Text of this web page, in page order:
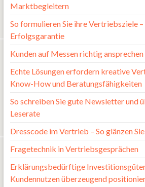
Marktbegleitern
So formulieren Sie ihre Vertriebsziele
Erfolgsgarantie
Kunden auf Messen richtig
Echte Lösungen erfordern kreative
Know-How und Beratungsfähigkeiten
So schreiben Sie gute Newsletter und
Leserate
Dresscode im Vertrieb – So glänzen
Fragetechnik in Vertriebsgesprächen
Erklärungsbedürftige
Kundennutzen überzeugend